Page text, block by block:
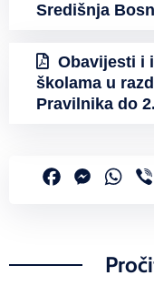
Središnja
Obavijesti i
školama u
Pravilnika do
Facebook